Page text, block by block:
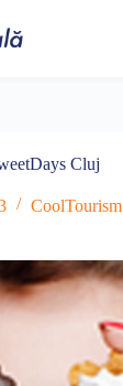
Cluj
CoolTourism